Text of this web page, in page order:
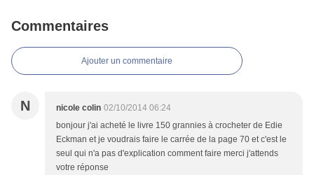
Commentaires
Ajouter un commentaire
N nicole colin 02/10/2014 06:24
bonjour j'ai acheté le livre 150 grannies à crocheter de Edie
Eckman et je voudrais faire le carrée de la page 70 et c'est le
seul qui n'a pas d'explication comment faire merci j'attends
votre réponse